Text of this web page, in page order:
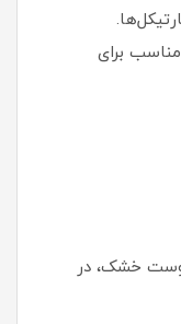
برای
خشک، در